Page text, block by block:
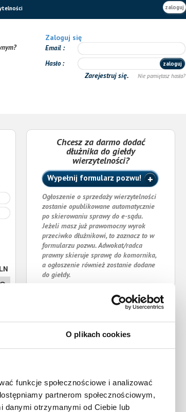
O plikach cookies
funkcje społecznościowe i analizować
partnerom społecznościowym,
danymi otrzymanymi od Ciebie lub
zaloguj
Zaloguj się
Email
Hasło
zaloguj
Zarejestruj się. Nie pamiętasz hasła?
Chcesz za darmo dodać
dłużnika do giełdy
wierzytelności?
Wypełnij formularz pozwu!
Ogłoszenie o sprzedaży wierzytelności
zostanie opublikowane automatycznie
po skierowaniu sprawy do e-sądu.
Jeżeli masz już prawomocny wyrok
przeciwko dłużnikowi, to zaznacz to w
formularzu pozwu. Adwokat/radca
prawny skieruje sprawę do komornika,
a ogłoszenie również zostanie dodane
do giełdy.